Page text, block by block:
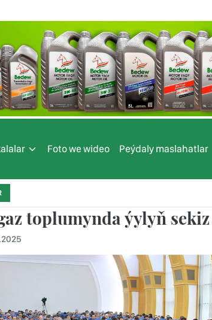
Foto we wideo Peýdaly maslahatlar
toplumynda ýylyň